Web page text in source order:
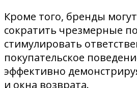
Кроме того, бренды
сократить чрезмерные
стимулировать
покупательское
эффективно
и окна возврата.